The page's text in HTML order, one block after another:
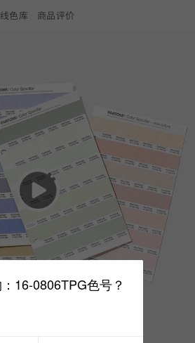
色库 商品评价
16-0806TPG色号？